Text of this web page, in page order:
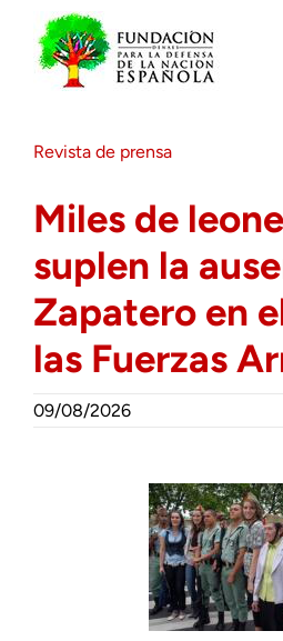
contenido
Actualidad
Actividades
Colabora
Revista de prensa
Miles de
suplen la
Zapatero en
las Fuerzas
09/08/2026